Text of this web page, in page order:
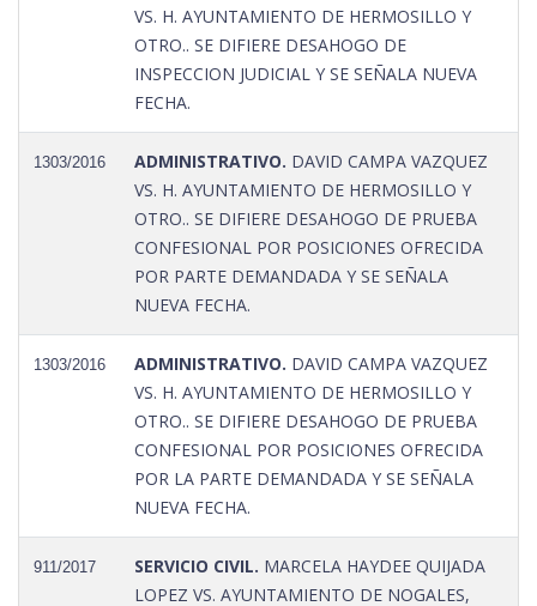
VS. H. AYUNTAMIENTO DE HERMOSILLO Y
OTRO.. SE DIFIERE DESAHOGO DE
INSPECCION JUDICIAL Y SE SEÑALA NUEVA
FECHA.
1303/2016 ADMINISTRATIVO. DAVID CAMPA VAZQUEZ
VS. H. AYUNTAMIENTO DE HERMOSILLO Y
OTRO.. SE DIFIERE DESAHOGO DE PRUEBA
CONFESIONAL POR POSICIONES OFRECIDA
POR PARTE DEMANDADA Y SE SEÑALA
NUEVA FECHA.
1303/2016 ADMINISTRATIVO. DAVID CAMPA VAZQUEZ
VS. H. AYUNTAMIENTO DE HERMOSILLO Y
OTRO.. SE DIFIERE DESAHOGO DE PRUEBA
CONFESIONAL POR POSICIONES OFRECIDA
POR LA PARTE DEMANDADA Y SE SEÑALA
NUEVA FECHA.
911/2017 SERVICIO CIVIL. MARCELA HAYDEE QUIJADA
LOPEZ VS. AYUNTAMIENTO DE NOGALES,